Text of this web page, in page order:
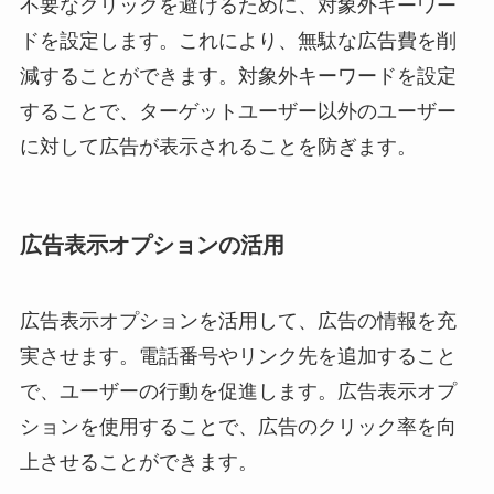
不要なクリックを避けるために、対象外キーワー
ドを設定します。これにより、無駄な広告費を削
減することができます。対象外キーワードを設定
することで、ターゲットユーザー以外のユーザー
に対して広告が表示されることを防ぎます。
広告表示オプションの活用
広告表示オプションを活用して、広告の情報を充
実させます。電話番号やリンク先を追加すること
で、ユーザーの行動を促進します。広告表示オプ
ションを使用することで、広告のクリック率を向
上させることができます。